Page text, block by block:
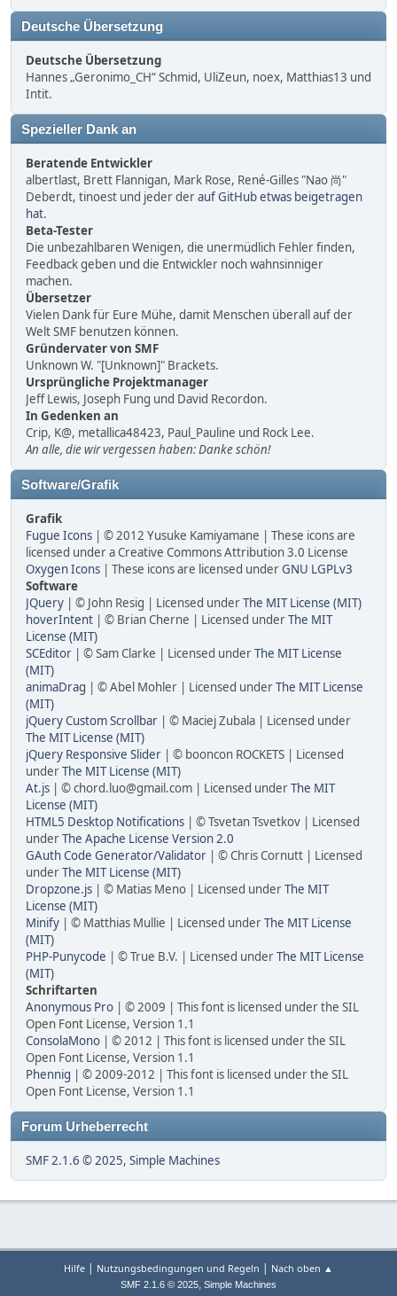
Deutsche Übersetzung
Deutsche Übersetzung
Hannes „Geronimo_CH“ Schmid, UliZeun, noex, Matthias13 und
Intit.
Spezieller Dank an
Beratende Entwickler
albertlast, Brett Flannigan, Mark Rose, René-Gilles "Nao 尚"
Deberdt, tinoest und jeder derauf GitHub etwas beigetragen
hat.
Beta-Tester
Die unbezahlbaren Wenigen, die unermüdlich Fehler finden,
Feedback geben und die Entwickler noch wahnsinniger
machen.
Übersetzer
Vielen Dank für Eure Mühe, damit Menschen überall auf der
Welt SMF benutzen können.
Gründervater von SMF
Unknown W. "[Unknown]" Brackets.
Ursprüngliche Projektmanager
Jeff Lewis, Joseph Fung und David Recordon.
In Gedenken an
Crip, K@, metallica48423, Paul_Pauline und Rock Lee.
An alle, die wir vergessen haben: Danke schön!
Software/Grafik
Grafik
Fugue Icons | © 2012 Yusuke Kamiyamane | These icons are
licensed under a Creative Commons Attribution 3.0 License
Oxygen Icons | These icons are licensed underGNU LGPLv3
Software
JQuery | © John Resig | Licensed underThe MIT License (MIT)
hoverIntent | © Brian Cherne | Licensed underThe MIT
License (MIT)
SCEditor | © Sam Clarke | Licensed underThe MIT License
(MIT)
animaDrag | © Abel Mohler | Licensed underThe MIT License
(MIT)
jQuery Custom Scrollbar | © Maciej Zubala | Licensed under
The MIT License (MIT)
jQuery Responsive Slider | © booncon ROCKETS | Licensed
underThe MIT License (MIT)
At.js | © chord.luo@gmail.com | Licensed underThe MIT
License (MIT)
HTML5 Desktop Notifications | © Tsvetan Tsvetkov | Licensed
underThe Apache License Version 2.0
GAuth Code Generator/Validator | © Chris Cornutt | Licensed
underThe MIT License (MIT)
Dropzone.js | © Matias Meno | Licensed underThe MIT
License (MIT)
Minify | © Matthias Mullie | Licensed underThe MIT License
(MIT)
PHP-Punycode | © True B.V. | Licensed underThe MIT License
(MIT)
Schriftarten
Anonymous Pro | © 2009 | This font is licensed under the SIL
Open Font License, Version 1.1
ConsolaMono | © 2012 | This font is licensed under the SIL
Open Font License, Version 1.1
Phennig | © 2009-2012 | This font is licensed under the SIL
Open Font License, Version 1.1
Forum Urheberrecht
SMF 2.1.6 © 2025, Simple Machines
Hilfe | Nutzungsbedingungen und Regeln | Nach oben ▲
SMF 2.1.6 © 2025, Simple Machines